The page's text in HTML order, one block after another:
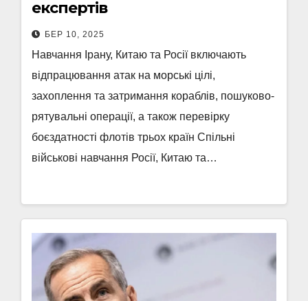
експертів
БЕР 10, 2025
Навчання Ірану, Китаю та Росії включають
відпрацювання атак на морські цілі,
захоплення та затримання кораблів, пошуково-
рятувальні операції, а також перевірку
боєздатності флотів трьох країн Спільні
військові навчання Росії, Китаю та…